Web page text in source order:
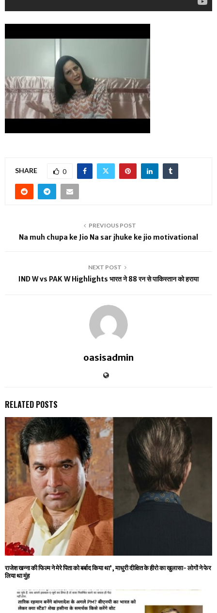
SHARE 0
PREVIOUS POST
Na muh chupa ke Jio Na sar jhuke ke jio motivational
NEXT POST
IND W vs PAK W Highlights भारत ने 88 रन से पाकिस्तान को हराया
oasisadmin
RELATED POSTS
राजेश खन्ना की फिल्म ने मेरे पिता को बर्बाद किया था’, माधुरी दीक्षित के हीरो का खुलासा- लोगों ने फेर
लिया था मुंह